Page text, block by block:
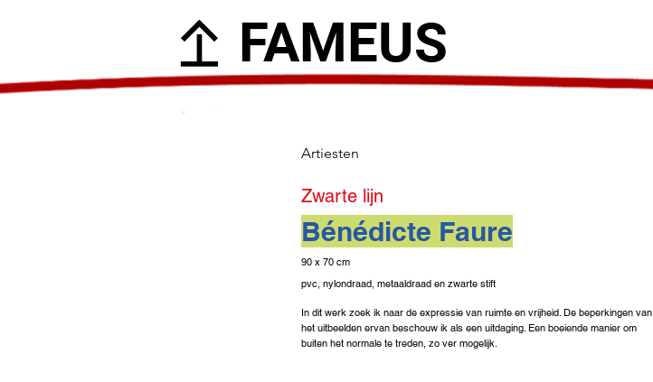
FAMEUS
Artiesten
Zwarte lijn
Bénédicte Faure
90 x 70 cm
pvc, nylondraad, metaaldraad en zwarte stift
In dit werk zoek ik naar de expressie van ruimte en vrijheid. De beperkingen van
het uitbeelden ervan beschouw ik als een uitdaging. Een boeiende manier om
buiten het normale te treden, zo ver mogelijk.